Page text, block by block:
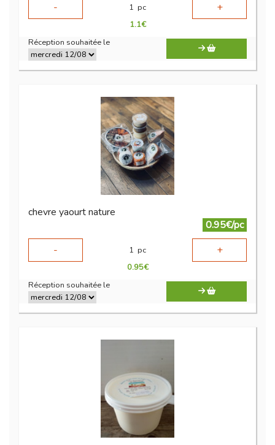
-
1 pc +
1.1€
Réception souhaitée le
chevre yaourt nature
0.95€/pc
-
1 pc +
0.95€
Réception souhaitée le